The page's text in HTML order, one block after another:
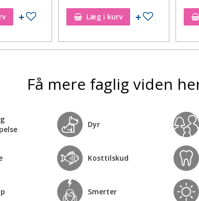
Tilføj til ønskeseddelLæg i kurv Tilføj til
Få mere faglig viden
Dyr
Kosttilskud
Smerter